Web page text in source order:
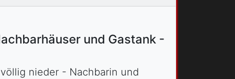
und Gastank -
nieder - Nachbarin und